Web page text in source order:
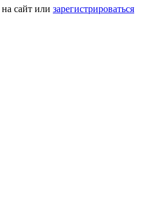
на сайт или зарегистрироваться